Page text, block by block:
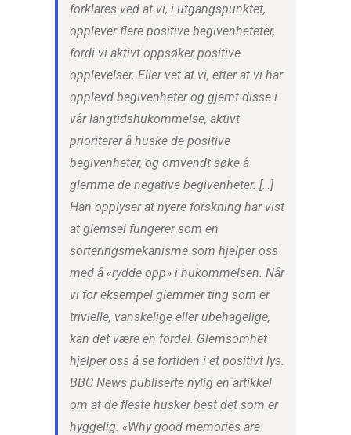
forklares ved at vi, i utgangspunktet,
opplever flere positive begivenheteter,
fordi vi aktivt oppsøker positive
opplevelser. Eller vet at vi, etter at vi har
opplevd begivenheter og gjemt disse i
vår langtidshukommelse, aktivt
prioriterer å huske de positive
begivenheter, og omvendt søke å
glemme de negative begivenheter. […]
Han opplyser at nyere forskning har vist
at glemsel fungerer som en
sorteringsmekanisme som hjelper oss
med å «rydde opp» i hukommelsen. Når
vi for eksempel glemmer ting som er
trivielle, vanskelige eller ubehagelige,
kan det være en fordel. Glemsomhet
hjelper oss å se fortiden i et positivt lys.
BBC News publiserte nylig en artikkel
om at de fleste husker best det som er
hyggelig: «Why good memories are